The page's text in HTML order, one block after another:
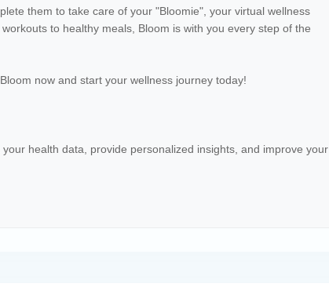
them to take care of your "Bloomie", your virtual wellness
to healthy meals, Bloom is with you every step of the
now and start your wellness journey today!
health data, provide personalized insights, and improve your